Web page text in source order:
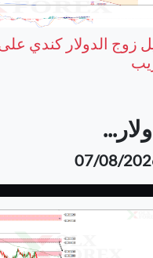
زوج الدولار كندي